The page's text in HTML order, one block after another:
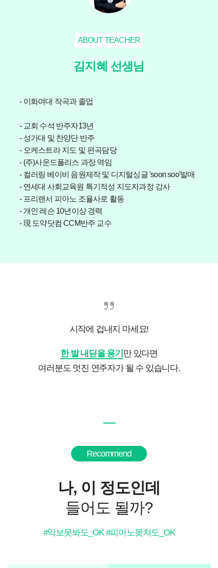
ABOUT TEACHER
김지혜 선생님
- 이화여대 작곡과 졸업
- 교회 수석 반주자13년
- 성가대 및 찬양단 반주
- 오케스트라 지도 및 편곡담당
- (주)사운드폴리스 과장 역임
- 컬러링 베이비 음원제작 및 디지털싱글 'soon soo'발매
- 연세대 사회교육원 특기적성 지도자과정 강사
- 프리랜서 피아노 조율사로 활동
- 개인 레슨 10년이상 경력
- 現 도약닷컴 CCM반주 교수
시작에 겁내지 마세요!
한 발 내딛을 용기 만 있다면
여러분도 멋진 연주자가 될 수 있습니다.
ㅡ
Recommend
나, 이 정도인데
들어도 될까?
#악보못봐도_OK #피아노못쳐도_OK